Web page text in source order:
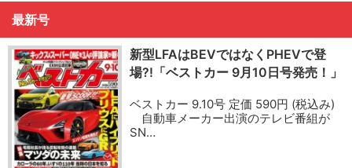
最新号
新型LFAはBEVではなくPHEVで登
場?!「ベストカー 9月10日号発売！」
ベストカー 9.10号 定価 590円 (税込み)
自動車メーカー出演のテレビ番組が
SN…